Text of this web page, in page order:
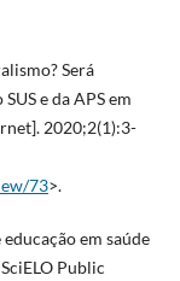
Será
e da APS em
2020;2(1):3-
73>.
em saúde
Public